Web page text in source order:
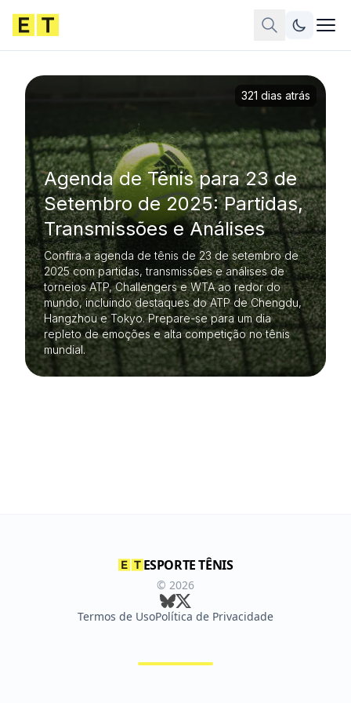
Agenda de Tênis para 23 de
Setembro de 2025: Partidas,
Transmissões e Análises
Confira a agenda de tênis de 23 de setembro de
2025 com partidas, transmissões e análises de
torneios ATP, Challengers e WTA ao redor do
mundo, incluindo destaques do ATP de Chengdu,
Hangzhou e Tokyo. Prepare-se para um dia
repleto de emoções e alta competição no tênis
mundial.
321 dias atrás
ESPORTE TÊNIS
© 2026
Termos de UsoPolítica de Privacidade